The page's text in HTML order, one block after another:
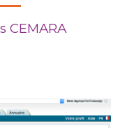
CEMARA